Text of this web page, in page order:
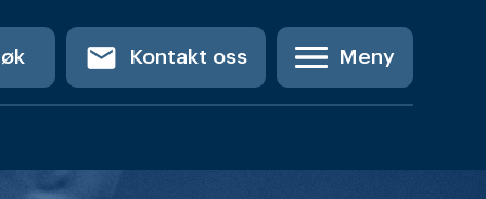
email Kontakt oss Meny